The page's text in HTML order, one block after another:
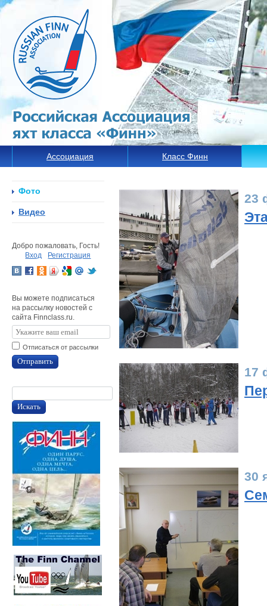
Ассоциация Класс Финн
23
17
30
Фото
Видео
Добро пожаловать, Гость!
Вход
Регистрация
Вы можете подписаться
на рассылку новостей с
сайта Finnclass.ru.
Отписаться от рассылки
Отправить
Искать